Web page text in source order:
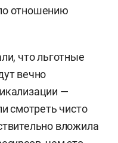
отношению
что льготные
вечно
—
смотреть чисто
вложила